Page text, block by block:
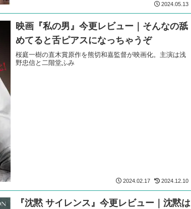
2024.05.13
映画『私の男』今更レビュー｜そんなの舐
めてると舌ピアスになっちゃうぞ
桜庭一樹の直木賞原作を熊切和嘉監督が映画化。主演は浅
野忠信と二階堂ふみ
2024.02.17 2024.12.10
『沈黙 サイレンス』今更レビュー｜沈黙は